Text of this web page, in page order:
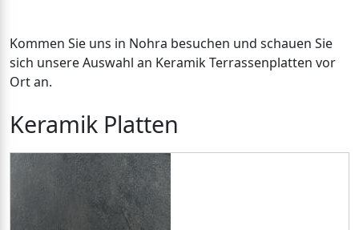
Kommen Sie uns in Nohra besuchen und schauen Sie
sich unsere Auswahl an Keramik Terrassenplatten vor
Ort an.
Keramik Platten